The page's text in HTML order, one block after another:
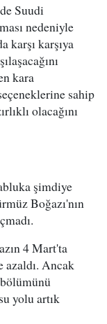
Suudi
nedeniyle
karşı karşıya
kara
sahip
olacağını
şimdiye
Boğazı'nın
4 Mart'ta
azaldı. Ancak
yolu artık